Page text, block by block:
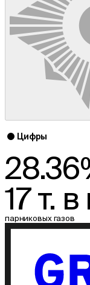
Цифры
17 т.
парниковых газов